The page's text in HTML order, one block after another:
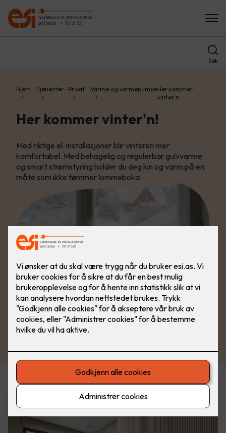
Søk
Hjem Tjenester Privat Varme og varmepumpeHer kommer
vinter'n
Her kommer vinter'n!
Med riktige el-installasjoner blir vinteren mer
komfortabel. Med behagelig og regulerbar gulvvarme
og smart strømstyring holder du deg lun og varm på en
måte som ikke tømmer lommeboka.
Varmeprodukter i vår nettbutikk